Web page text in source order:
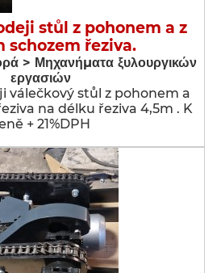
stůl z pohonem a z
schozem řeziva.
> Μηχανήματα ξυλουργικών
εργασιών
válečkový stůl z pohonem a
na délku řeziva 4,5m . K
+ 21%DPH